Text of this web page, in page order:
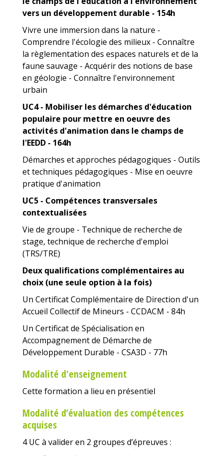
vers un développement durable - 154h
Vivre une immersion dans la nature -
Comprendre l'écologie des milieux - Connaître
la règlementation des espaces naturels et de la
faune sauvage - Acquérir des notions de base
en géologie - Connaître l'environnement
urbain
UC4 - Mobiliser les démarches d'éducation
populaire pour mettre en oeuvre des
activités d'animation dans le champs de
l'EEDD - 164h
Démarches et approches pédagogiques - Outils
et techniques pédagogiques - Mise en oeuvre
pratique d'animation
UC5 - Compétences transversales
contextualisées
Vie de groupe - Technique de recherche de
stage, technique de recherche d'emploi
(TRS/TRE)
Deux qualifications complémentaires au
choix (une seule option à la fois)
Un Certificat Complémentaire de Direction d'un
Accueil Collectif de Mineurs - CCDACM - 84h
Un Certificat de Spécialisation en
Accompagnement de Démarche de
Développement Durable - CSA3D - 77h
Modalité d'enseignement
Cette formation a lieu en présentiel
Modalité d’évaluation des compétences
acquises
4 UC à valider en 2 groupes d’épreuves :